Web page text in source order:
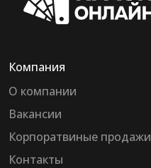
Компания
О компании
Вакансии
Корпоратвиные продажи
Контакты